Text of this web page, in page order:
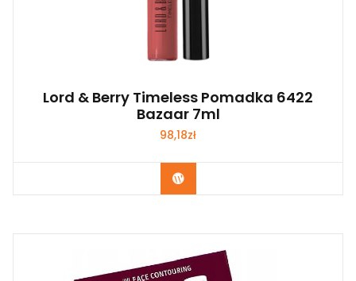
Lord & Berry Timeless Pomadka 6422
Bazaar 7ml
98,18zł
Zobacz